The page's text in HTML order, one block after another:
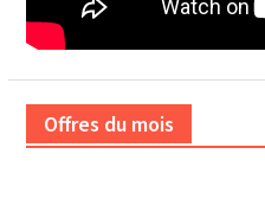
Offres du mois